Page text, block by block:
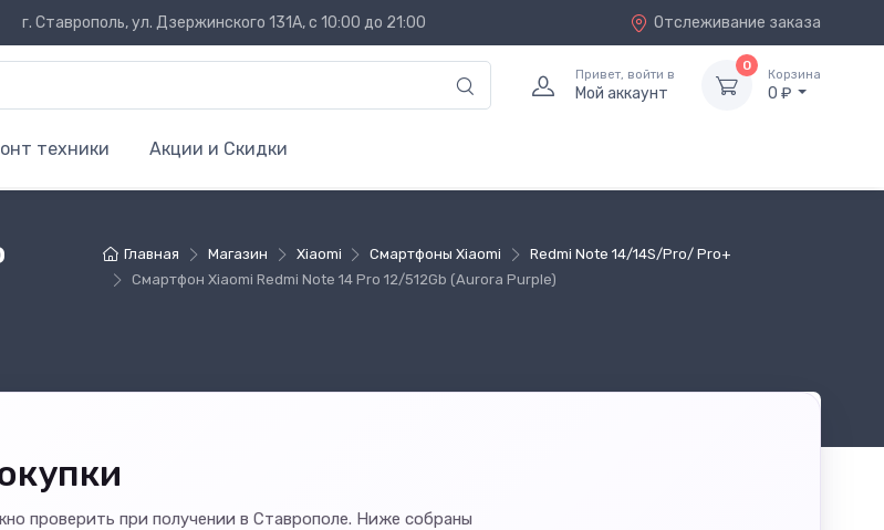
г. Ставрополь, ул. Дзержинского 131А, с 10:00 до 21:00 Отслеживание заказа
Привет, войти в
Мой аккаунт
0
Корзина
0 ₽
техники Акции и Скидки
Главная Магазин Xiaomi Смартфоны Xiaomi
Redmi Note 14/14S/Pro/ Pro+
Смартфон Xiaomi Redmi Note 14 Pro 12/512Gb (Aurora Purple)
проверить при получении в Ставрополе. Ниже собраны